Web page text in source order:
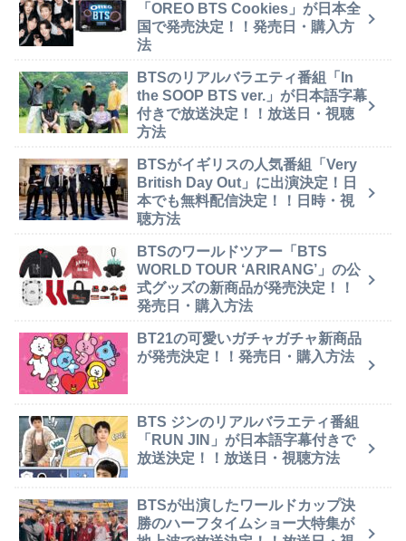
「OREO BTS Cookies」が日本全
国で発売決定！！発売日・購入方
法
BTSのリアルバラエティ番組「In
the SOOP BTS ver.」が日本語字幕
付きで放送決定！！放送日・視聴
方法
BTSがイギリスの人気番組「Very
British Day Out」に出演決定！日
本でも無料配信決定！！日時・視
聴方法
BTSのワールドツアー「BTS
WORLD TOUR ‘ARIRANG’」の公
式グッズの新商品が発売決定！！
発売日・購入方法
BT21の可愛いガチャガチャ新商品
が発売決定！！発売日・購入方法
BTS ジンのリアルバラエティ番組
「RUN JIN」が日本語字幕付きで
放送決定！！放送日・視聴方法
BTSが出演したワールドカップ決
勝のハーフタイムショー大特集が